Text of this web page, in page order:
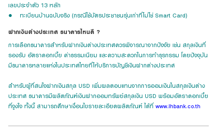
เลขประจำตัว 13 หลัก
● ทะเบียนบ้านฉบับจริง (กรณีใช้บัตรประชาชนรุ่นเก่าที่ไม่ใช่ Smart Card)
ฝากเงินต่างประเทศ ธนาคารไหนดี ?
การเลือกธนาคารสำหรับฝากเงินต่างประเทศควรพิจารณาจากปัจจัย เช่น สกุลเงินที่
รองรับ อัตราดอกเบี้ย ค่าธรรมเนียม และความสะดวกในการทำธุรกรรม โดยปัจจุบัน
มีธนาคารหลายแห่งในประเทศไทยที่ให้บริการบัญชีเงินฝากต่างประเทศ
สำหรับผู้ที่สนใจฝากเงินสกุล USD เพิ่มผลตอบแทนจากการออมเงินในสกุลเงินต่าง
ประเทศ ธนาคารมีผลิตภัณฑ์เงินฝากออมทรัพย์สกุลเงิน USD พร้อมอัตราดอกเบี้ย
ที่จูงใจ ทั้งนี้ สามารถศึกษาเงื่อนไขรายละเอียดผลิตภัณฑ์ ได้ที่ www.lhbank.co.th